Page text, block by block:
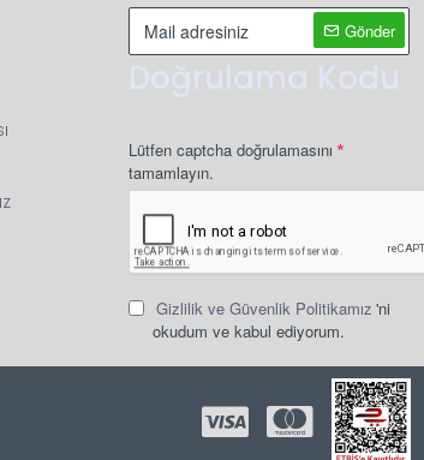
Gönder
Doğrulama Kodu
Lütfen captcha doğrulamasını
tamamlayın.
Gizlilik ve Güvenlik Politikamız 'ni
okudum ve kabul ediyorum.